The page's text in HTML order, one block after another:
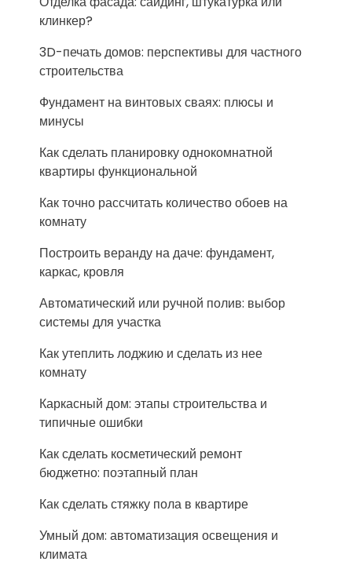
клинкер?
3D-печать домов: перспективы для частного
строительства
Фундамент на винтовых сваях: плюсы и
минусы
Как сделать планировку однокомнатной
квартиры функциональной
Как точно рассчитать количество обоев на
комнату
Построить веранду на даче: фундамент,
каркас, кровля
Автоматический или ручной полив: выбор
системы для участка
Как утеплить лоджию и сделать из нее
комнату
Каркасный дом: этапы строительства и
типичные ошибки
Как сделать косметический ремонт
бюджетно: поэтапный план
Как сделать стяжку пола в квартире
Умный дом: автоматизация освещения и
климата